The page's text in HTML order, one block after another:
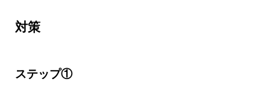
対策
ステップ①